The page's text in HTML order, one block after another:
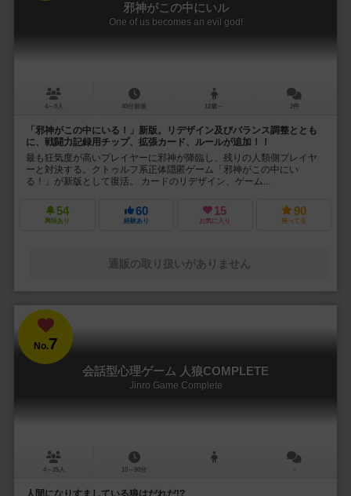
邪神がこの中にいル
One of us becomes an evil god!
4～8人 40分前後 12歳～ 2件
「邪神がこの中にいる！」新版。リデザイン及びバランス調整ととも
に、戦闘力記録用チップ、拡張カード、ルールが追加！！
最も狂気度が高いプレイヤーに邪神が降臨し、残りの人類側プレイヤ
ーと対決する。クトゥルフ系正体隠匿ゲーム「邪神がこの中にい
る！」が新版として復活。 カードのリデザイン、ゲーム...
54
興味あり
60
経験あり
15
お気に入り
90
持ってる
通販の取り扱いがありません
No.7
会話型心理ゲーム 人狼COMPLETE
Jinro Game Complete
4～25人 10～90分 －
人間になりすましている狼はだれだ!?